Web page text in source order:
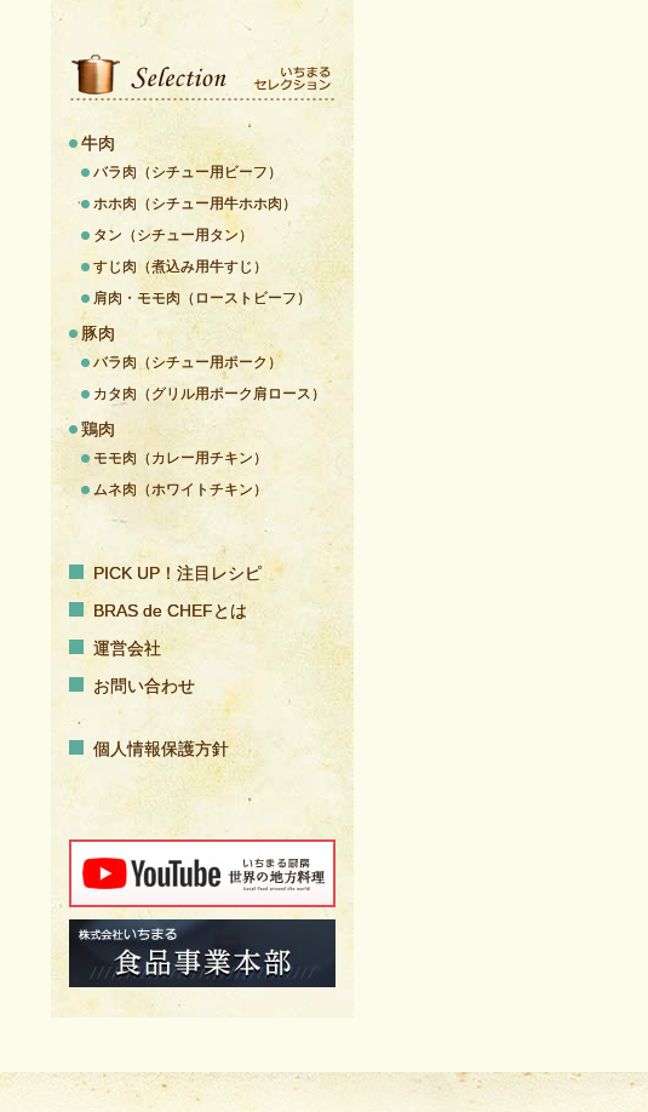
牛肉
バラ肉（シチュー用ビーフ）
ホホ肉（シチュー用牛ホホ肉）
タン（シチュー用タン）
すじ肉（煮込み用牛すじ）
肩肉・モモ肉（ローストビーフ）
豚肉
バラ肉（シチュー用ポーク）
カタ肉（グリル用ポーク肩ロース）
鶏肉
モモ肉（カレー用チキン）
ムネ肉（ホワイトチキン）
PICK UP！注目レシピ
BRAS de CHEFとは
運営会社
お問い合わせ
個人情報保護方針